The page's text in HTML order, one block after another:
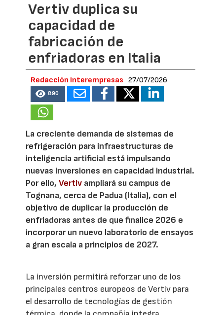
Vertiv duplica su
capacidad de
fabricación de
enfriadoras en Italia
Redacción Interempresas 27/07/2026
890
La creciente demanda de sistemas de
refrigeración para infraestructuras de
inteligencia artificial está impulsando
nuevas inversiones en capacidad industrial.
Por ello,Vertiv ampliará su campus de
Tognana, cerca de Padua (Italia), con el
objetivo de duplicar la producción de
enfriadoras antes de que finalice 2026 e
incorporar un nuevo laboratorio de ensayos
a gran escala a principios de 2027.
La inversión permitirá reforzar uno de los
principales centros europeos de Vertiv para
el desarrollo de tecnologías de gestión